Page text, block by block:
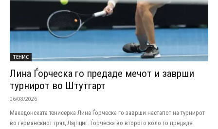
ТЕНИС
Лина Ѓорческа го предаде мечот и заврши
турнирот во Штутгарт
06/08/2026
Македонската тенисерка Лина Ѓорческа го заврши настапот на турнирот
во германскиот град Лајпциг. Ѓорческа во второто коло го предаде